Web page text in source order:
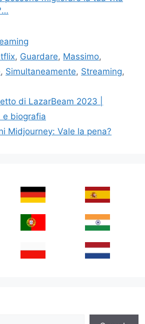
, Guardare, Massimo,
, Simultaneamente, Streaming,
di LazarBeam 2023 |
e biografia
Midjourney: Vale la pena?